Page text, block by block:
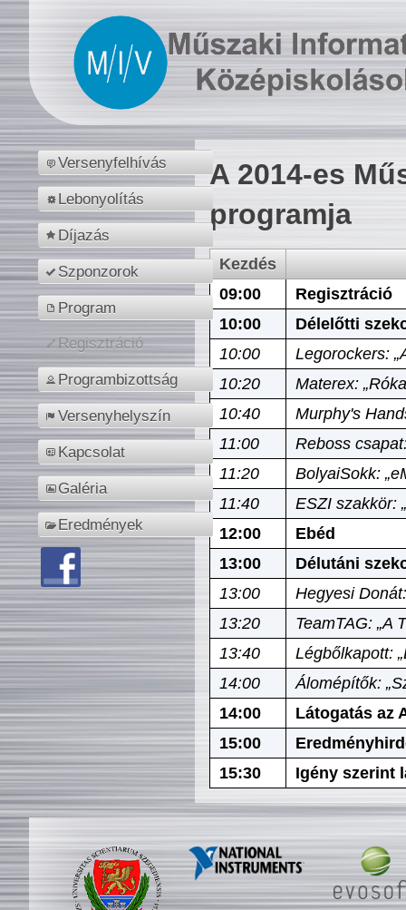
Versenyfelhívás
Lebonyolítás
Díjazás
Szponzorok
Program
Regisztráció
Programbizottság
Versenyhelyszín
Kapcsolat
Galéria
Eredmények
A 2014-es
programja
Kezdés
09:00
Regisztráció
10:00
Délelőtti
10:00
Legorockers:
10:20
Materex:
10:40
Murphy's
11:00
Reboss
11:20
BolyaiSokk:
11:40
ESZI szakkör:
12:00
Ebéd
13:00
Délutáni
13:00
Hegyesi
13:20
TeamTAG: „A
13:40
Légbőlkapott:
14:00
Álomépítők:
14:00
Látogatás az
15:00
15:30
Igény szerint